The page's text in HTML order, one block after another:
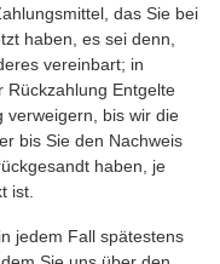
das Sie bei
haben, es sei denn,
vereinbart; in
Rückzahlung Entgelte
verweigern, bis wir die
bis Sie den Nachweis
haben, je
ist.
jedem Fall spätestens